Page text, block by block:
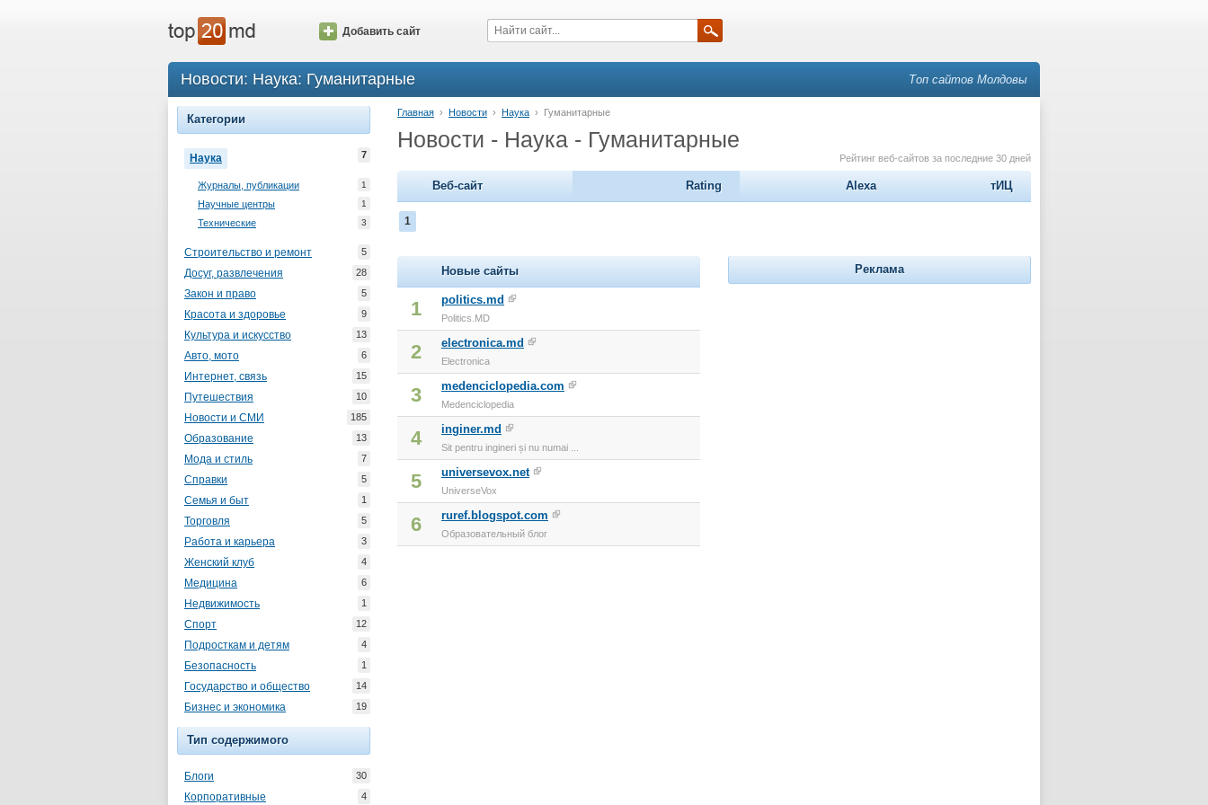
Добавить сайт
Новости: Наука: Гуманитарные Топ сайтов Молдовы
Категории
Наука 7
Журналы, публикации 1
Научные центры 1
Технические 3
Строительство и ремонт 5
Досуг, развлечения 28
Закон и право 5
Красота и здоровье 9
Культура и искусство 13
Авто, мото 6
Интернет, связь 15
Путешествия 10
Новости и СМИ 185
Образование 13
Мода и стиль 7
Справки 5
Семья и быт 1
Торговля 5
Работа и карьера 3
Женский клуб 4
Медицина 6
Недвижимость 1
Спорт 12
Подросткам и детям 4
Безопасность 1
Государство и общество 14
Бизнес и экономика 19
Тип содержимого
Блоги 30
Корпоративные 4
Главная › Новости › Наука › Гуманитарные
Новости - Наука - Гуманитарные
Рейтинг веб-сайтов за последние 30 дней
Веб-сайт Rating Alexa тИЦ
1
Новые сайты
1 politics.md
Politics.MD
2 electronica.md
Electronica
3 medenciclopedia.com
Medenciclopedia
4 inginer.md
Sit pentru ingineri și nu numai ...
5 universevox.net
UniverseVox
6 ruref.blogspot.com
Образовательный блог
Реклама